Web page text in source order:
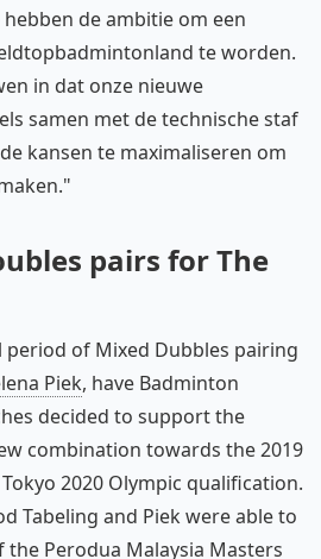
de ambitie om een
te worden.
in dat onze nieuwe
samen met de technische staf
kansen te maximaliseren om
pairs for The
of Mixed Dubbles pairing
Piek, have Badminton
decided to support the
combination towards the 2019
2020 Olympic qualification.
Tabeling and Piek were able to
Perodua Malaysia Masters